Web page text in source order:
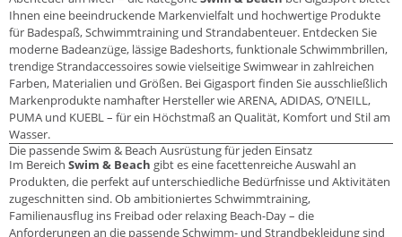
Ihnen eine beeindruckende Markenvielfalt und hochwertige Produkte
für Badespaß, Schwimmtraining und Strandabenteuer. Entdecken Sie
moderne Badeanzüge, lässige Badeshorts, funktionale Schwimmbrillen,
trendige Strandaccessoires sowie vielseitige Swimwear in zahlreichen
Farben, Materialien und Größen. Bei Gigasport finden Sie ausschließlich
Markenprodukte namhafter Hersteller wie ARENA, ADIDAS, O’NEILL,
PUMA und KUEBL – für ein Höchstmaß an Qualität, Komfort und Stil am
Wasser.
Die passende Swim & Beach Ausrüstung für jeden Einsatz
Im Bereich Swim & Beach gibt es eine facettenreiche Auswahl an
Produkten, die perfekt auf unterschiedliche Bedürfnisse und Aktivitäten
zugeschnitten sind. Ob ambitioniertes Schwimmtraining,
Familienausflug ins Freibad oder relaxing Beach-Day – die
Anforderungen an die passende Schwimm- und Strandbekleidung sind